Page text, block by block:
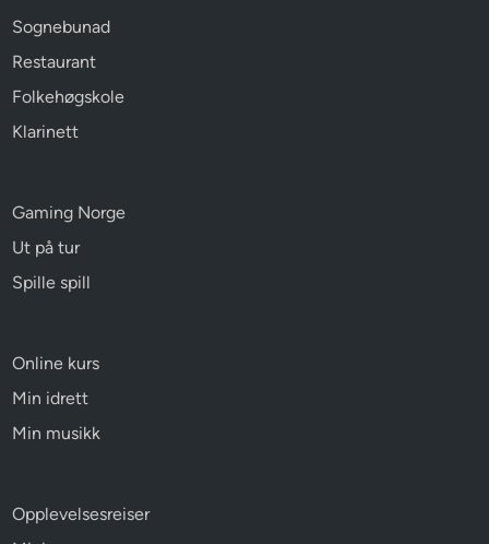
Sognebunad
Restaurant
Folkehøgskole
Klarinett
Gaming Norge
Ut på tur
Spille spill
Online kurs
Min idrett
Min musikk
Opplevelsesreiser